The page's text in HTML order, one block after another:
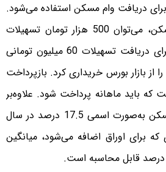
دریافت وام مسکن استفاده می‌شود.
به ازای هر ورق اوراق مسکن، می‌توان 500 هزار تومان تسهیلات
گرفت که به این ترتیب برای دریافت تسهیلات 60 میلیون تومانی
را از بازار بورس خریداری کرد. بازپرداخت
12 ساله است که باید ماهانه پرداخت شود. علاوه‌بر
این، نرخ تسهیلات وام مسکن به‌صورت اسمی 17.5 درصد در سال
که برای اوراق اضافه می‌شود، میانگین